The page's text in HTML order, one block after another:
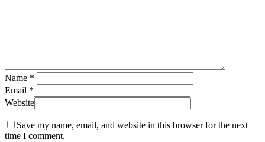
Name *
Email *
Website
Save my name, email, and website in this browser for the next
time I comment.